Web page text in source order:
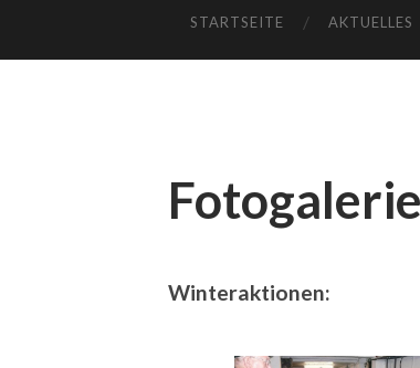
STARTSEITE AKTUELLES
Fotogalerie
Winteraktionen: